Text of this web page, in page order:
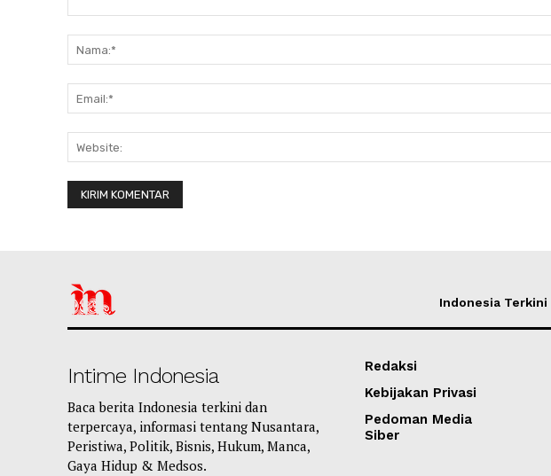
Indonesia Terkini
Intime Indonesia
Baca berita Indonesia terkini dan
terpercaya, informasi tentang Nusantara,
Peristiwa, Politik, Bisnis, Hukum, Manca,
Gaya Hidup & Medsos.
Redaksi
Kebijakan Privasi
Pedoman Media
Siber